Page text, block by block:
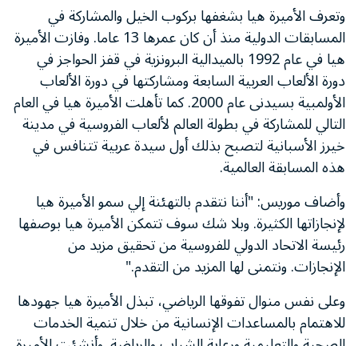
وتعرف الأميرة هيا بشغفها بركوب الخيل والمشاركة في
المسابقات الدولية منذ أن كان عمرها 13 عاما. وفازت الأميرة
هيا في عام 1992 بالميدالية البرونزية في قفز الحواجز في
دورة الألعاب العربية السابعة ومشاركتها في دورة الألعاب
الأولمبية بسيدنى عام 2000. كما تأهلت الأميرة هيا في العام
التالي للمشاركة في بطولة العالم لألعاب الفروسية في مدينة
خيرز الأسبانية لتصبح بذلك أول سيدة عربية تتنافس في
هذه المسابقة العالمية.
وأضاف موريس: "أننا نتقدم بالتهئنة إلي سمو الأميرة هيا
لإنجازاتها الكثيرة. وبلا شك سوف تتمكن الأميرة هيا بوصفها
رئيسة الاتحاد الدولي للفروسية من تحقيق مزيد من
الإنجازات. ونتمنى لها المزيد من التقدم."
وعلى نفس منوال تفوقها الرياضي، تبذل الأميرة هيا جهودها
للاهتمام بالمساعدات الإنسانية من خلال تنمية الخدمات